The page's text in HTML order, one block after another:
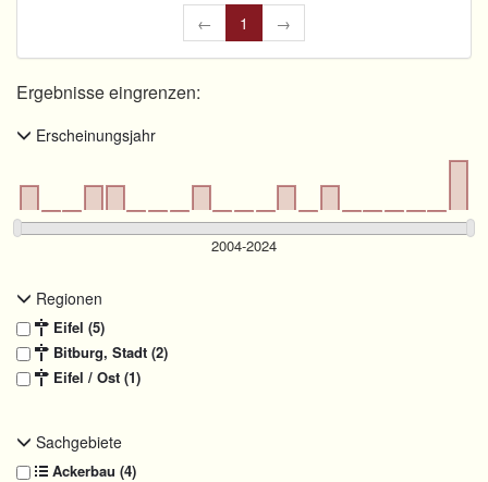
← 1 →
Ergebnisse eingrenzen:
Erscheinungsjahr
Regionen
Eifel (5)
Bitburg, Stadt (2)
Eifel / Ost (1)
Sachgebiete
Ackerbau (4)